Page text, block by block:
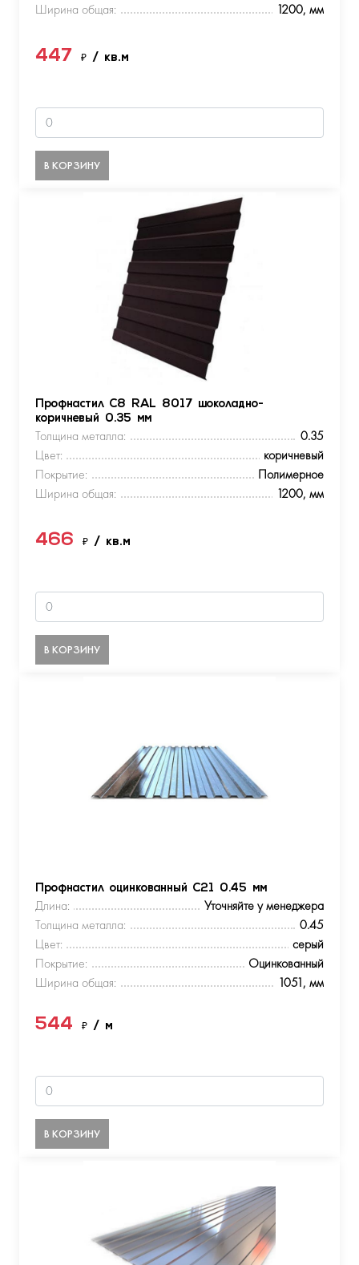
Ширина общая:
1200, мм
447 ₽ / кв.м
В КОРЗИНУ
Профнастил С8 RAL 8017 шоколадно-
коричневый 0.35 мм
Толщина металла:
0.35
Цвет:
коричневый
Покрытие:
Полимерное
Ширина общая:
1200, мм
466 ₽ / кв.м
В КОРЗИНУ
Профнастил оцинкованный С21 0.45 мм
Длина:
Уточняйте у менеджера
Толщина металла:
0.45
Цвет:
серый
Покрытие:
Оцинкованный
Ширина общая:
1051, мм
544 ₽ / м
В КОРЗИНУ